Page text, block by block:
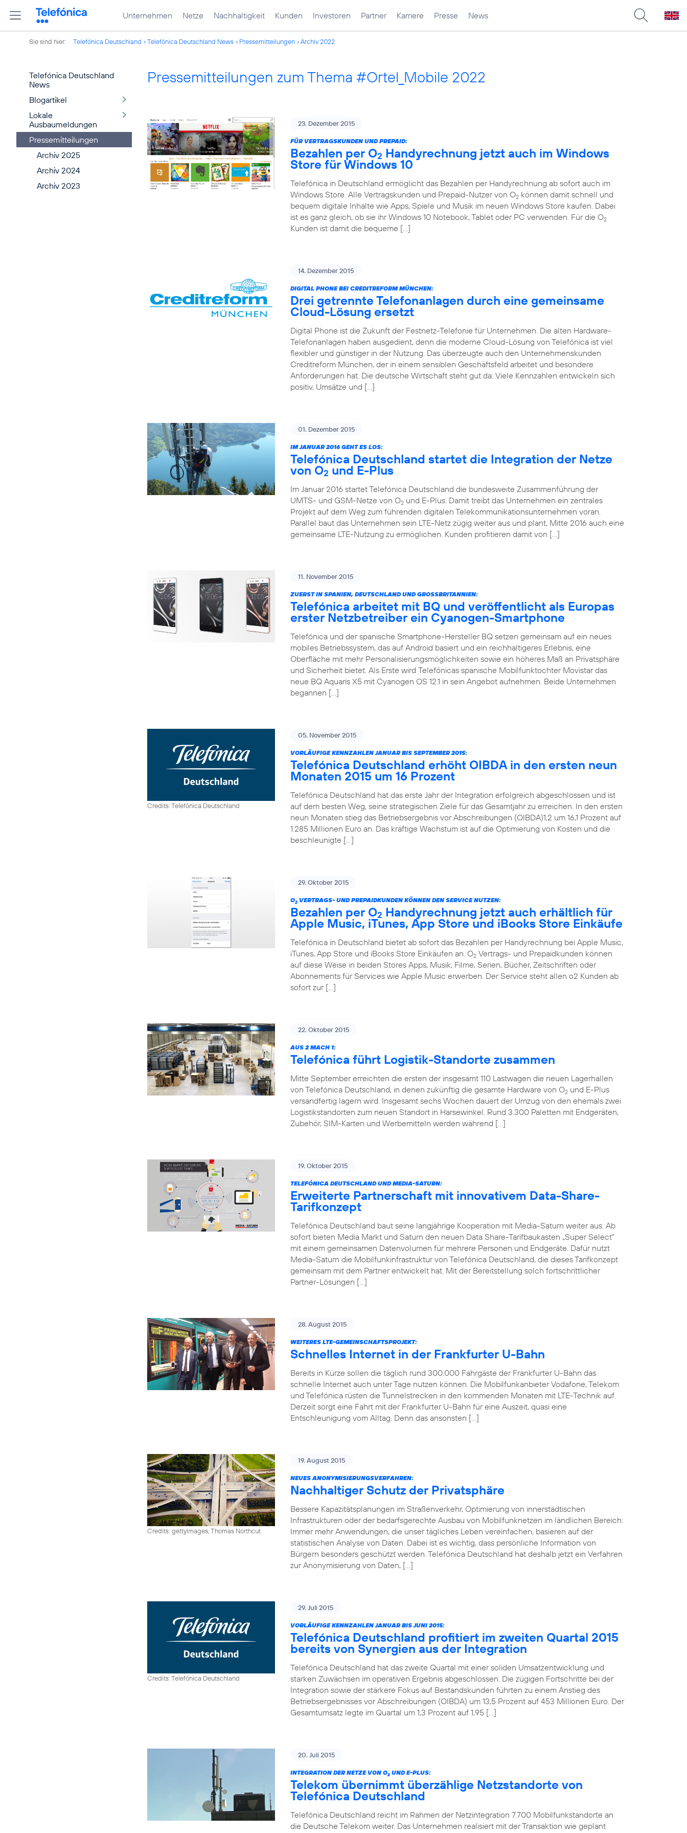
Unternehmen Netze Nachhaltigkeit Kunden Investoren Partner Karriere Presse News
Sie sind hier: Telefónica Deutschland Telefónica Deutschland News Pressemitteilungen Archiv 2022
Telefónica Deutschland
News
Blogartikel
Lokale
Ausbaumeldungen
Pressemitteilungen
Archiv 2025
Archiv 2024
Archiv 2023
Pressemitteilungen zum Thema #Ortel_Mobile 2022
23. Dezember 2015
FÜR VERTRAGSKUNDEN UND PREPAID:
Bezahlen per O2 Handyrechnung jetzt auch im Windows
Store für Windows 10
Telefónica in Deutschland ermöglicht das Bezahlen per Handyrechnung ab sofort auch im
Windows Store. Alle Vertragskunden und Prepaid-Nutzer von O2 können damit schnell und
bequem digitale Inhalte wie Apps, Spiele und Musik im neuen Windows Store kaufen. Dabei
ist es ganz gleich, ob sie ihr Windows 10 Notebook, Tablet oder PC verwenden. Für die O2
Kunden ist damit die bequeme […]
14. Dezember 2015
DIGITAL PHONE BEI CREDITREFORM MÜNCHEN:
Drei getrennte Telefonanlagen durch eine gemeinsame
Cloud-Lösung ersetzt
Digital Phone ist die Zukunft der Festnetz-Telefonie für Unternehmen. Die alten Hardware-
Telefonanlagen haben ausgedient, denn die moderne Cloud-Lösung von Telefónica ist viel
flexibler und günstiger in der Nutzung. Das überzeugte auch den Unternehmenskunden
Creditreform München, der in einem sensiblen Geschäftsfeld arbeitet und besondere
Anforderungen hat. Die deutsche Wirtschaft steht gut da: Viele Kennzahlen entwickeln sich
positiv, Umsätze und […]
01. Dezember 2015
IM JANUAR 2016 GEHT ES LOS:
Telefónica Deutschland startet die Integration der Netze
von O2 und E-Plus
Im Januar 2016 startet Telefónica Deutschland die bundesweite Zusammenführung der
UMTS- und GSM-Netze von O2 und E-Plus. Damit treibt das Unternehmen ein zentrales
Projekt auf dem Weg zum führenden digitalen Telekommunikationsunternehmen voran.
Parallel baut das Unternehmen sein LTE-Netz zügig weiter aus und plant, Mitte 2016 auch eine
gemeinsame LTE-Nutzung zu ermöglichen. Kunden profitieren damit von […]
11. November 2015
ZUERST IN SPANIEN, DEUTSCHLAND UND GROSSBRITANNIEN:
Telefónica arbeitet mit BQ und veröffentlicht als Europas
erster Netzbetreiber ein Cyanogen-Smartphone
Telefónica und der spanische Smartphone-Hersteller BQ setzen gemeinsam auf ein neues
mobiles Betriebssystem, das auf Android basiert und ein reichhaltigeres Erlebnis, eine
Oberfläche mit mehr Personalisierungsmöglichkeiten sowie ein höheres Maß an Privatsphäre
und Sicherheit bietet. Als Erste wird Telefónicas spanische Mobilfunktochter Movistar das
neue BQ Aquaris X5 mit Cyanogen OS 12.1 in sein Angebot aufnehmen. Beide Unternehmen
begannen […]
Credits: Telefónica Deutschland
05. November 2015
VORLÄUFIGE KENNZAHLEN JANUAR BIS SEPTEMBER 2015:
Telefónica Deutschland erhöht OIBDA in den ersten neun
Monaten 2015 um 16 Prozent
Telefónica Deutschland hat das erste Jahr der Integration erfolgreich abgeschlossen und ist
auf dem besten Weg, seine strategischen Ziele für das Gesamtjahr zu erreichen. In den ersten
neun Monaten stieg das Betriebsergebnis vor Abschreibungen (OIBDA)1,2 um 16,1 Prozent auf
1.285 Millionen Euro an. Das kräftige Wachstum ist auf die Optimierung von Kosten und die
beschleunigte […]
29. Oktober 2015
O2 VERTRAGS- UND PREPAIDKUNDEN KÖNNEN DEN SERVICE NUTZEN:
Bezahlen per O2 Handyrechnung jetzt auch erhältlich für
Apple Music, iTunes, App Store und iBooks Store Einkäufe
Telefónica in Deutschland bietet ab sofort das Bezahlen per Handyrechnung bei Apple Music,
iTunes, App Store und iBooks Store Einkäufen an. O2 Vertrags- und Prepaidkunden können
auf diese Weise in beiden Stores Apps, Musik, Filme, Serien, Bücher, Zeitschriften oder
Abonnements für Services wie Apple Music erwerben. Der Service steht allen o2 Kunden ab
sofort zur […]
22. Oktober 2015
AUS 2 MACH 1:
Telefónica führt Logistik-Standorte zusammen
Mitte September erreichten die ersten der insgesamt 110 Lastwagen die neuen Lagerhallen
von Telefónica Deutschland, in denen zukünftig die gesamte Hardware von O2 und E-Plus
versandfertig lagern wird. Insgesamt sechs Wochen dauert der Umzug von den ehemals zwei
Logistikstandorten zum neuen Standort in Harsewinkel. Rund 3.300 Paletten mit Endgeräten,
Zubehör, SIM-Karten und Werbemitteln werden während […]
19. Oktober 2015
TELEFÓNICA DEUTSCHLAND UND MEDIA-SATURN:
Erweiterte Partnerschaft mit innovativem Data-Share-
Tarifkonzept
Telefónica Deutschland baut seine langjährige Kooperation mit Media-Saturn weiter aus: Ab
sofort bieten Media Markt und Saturn den neuen Data Share-Tarifbaukasten „Super Select“
mit einem gemeinsamen Datenvolumen für mehrere Personen und Endgeräte. Dafür nutzt
Media-Saturn die Mobilfunkinfrastruktur von Telefónica Deutschland, die dieses Tarifkonzept
gemeinsam mit dem Partner entwickelt hat. Mit der Bereitstellung solch fortschrittlicher
Partner-Lösungen […]
28. August 2015
WEITERES LTE-GEMEINSCHAFTSPROJEKT:
Schnelles Internet in der Frankfurter U-Bahn
Bereits in Kürze sollen die täglich rund 300.000 Fahrgäste der Frankfurter U-Bahn das
schnelle Internet auch unter Tage nutzen können. Die Mobilfunkanbieter Vodafone, Telekom
und Telefónica rüsten die Tunnelstrecken in den kommenden Monaten mit LTE-Technik auf.
Derzeit sorgt eine Fahrt mit der Frankfurter U-Bahn für eine Auszeit, quasi eine
Entschleunigung vom Alltag. Denn das ansonsten […]
Credits: gettyimages, Thomas Northcut
19. August 2015
NEUES ANONYMISIERUNGSVERFAHREN:
Nachhaltiger Schutz der Privatsphäre
Bessere Kapazitätsplanungen im Straßenverkehr, Optimierung von innerstädtischen
Infrastrukturen oder der bedarfsgerechte Ausbau von Mobilfunknetzen im ländlichen Bereich:
Immer mehr Anwendungen, die unser tägliches Leben vereinfachen, basieren auf der
statistischen Analyse von Daten. Dabei ist es wichtig, dass persönliche Information von
Bürgern besonders geschützt werden. Telefónica Deutschland hat deshalb jetzt ein Verfahren
zur Anonymisierung von Daten, […]
Credits: Telefónica Deutschland
29. Juli 2015
VORLÄUFIGE KENNZAHLEN JANUAR BIS JUNI 2015:
Telefónica Deutschland profitiert im zweiten Quartal 2015
bereits von Synergien aus der Integration
Telefónica Deutschland hat das zweite Quartal mit einer soliden Umsatzentwicklung und
starken Zuwächsen im operativen Ergebnis abgeschlossen. Die zügigen Fortschritte bei der
Integration sowie der stärkere Fokus auf Bestandskunden führten zu einem Anstieg des
Betriebsergebnisses vor Abschreibungen (OIBDA) um 13,5 Prozent auf 453 Millionen Euro. Der
Gesamtumsatz legte im Quartal um 1,3 Prozent auf 1,95 […]
20. Juli 2015
INTEGRATION DER NETZE VON O2 UND E-PLUS:
Telekom übernimmt überzählige Netzstandorte von
Telefónica Deutschland
Telefónica Deutschland reicht im Rahmen der Netzintegration 7.700 Mobilfunkstandorte an
die Deutsche Telekom weiter. Das Unternehmen realisiert mit der Transaktion wie geplant